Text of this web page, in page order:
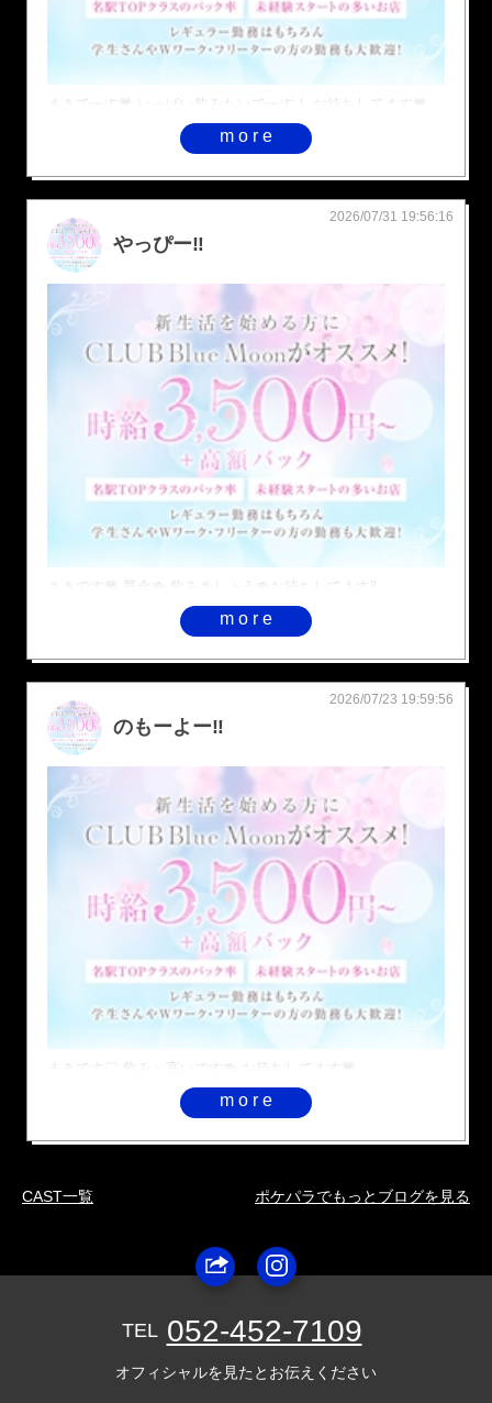
まきでーす💗 いっぱい飲みたいでーす！ お待ちしてます💗
more
やっぴー‼️
2026/07/31 19:56:16
まきです💗 華金🍻 飲みましょう🍻お待ちしてます‼️
more
のもーよー‼️
2026/07/23 19:59:56
まきです♡ 飲みべ高いです🍻 お待ちしてます💗
more
ポケパラでもっとブログを見る
CAST一覧
TEL 052-452-7109
オフィシャルを見たとお伝えください